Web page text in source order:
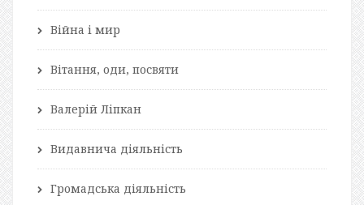
Війна і мир
Вітання, оди, посвяти
Валерій Ліпкан
Видавнича діяльність
Громадська діяльність